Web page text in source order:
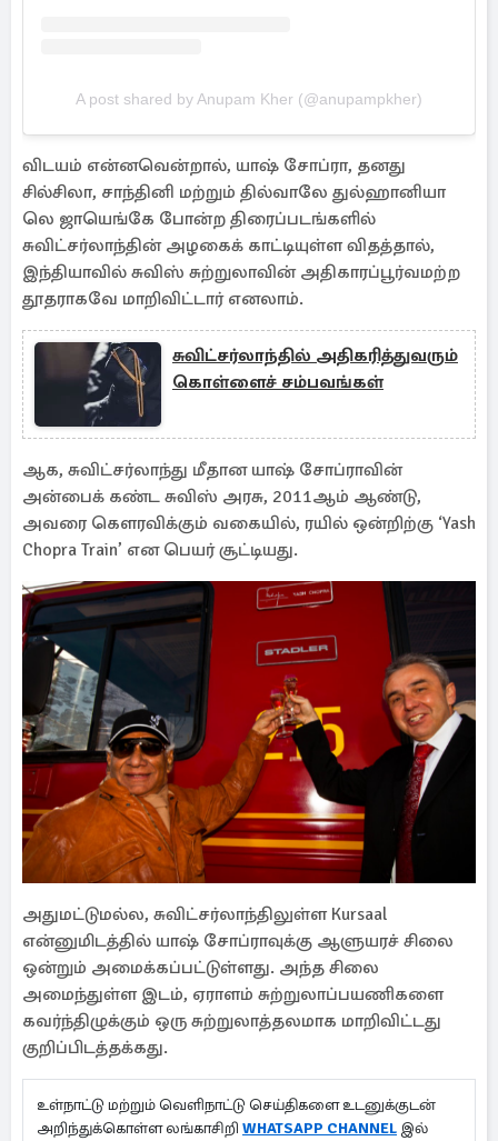
A post shared by Anupam Kher (@anupampkher)
விடயம் என்னவென்றால், யாஷ் சோப்ரா, தனது
சில்சிலா, சாந்தினி மற்றும் தில்வாலே துல்ஹானியா
லெ ஜாயெங்கே போன்ற திரைப்படங்களில்
சுவிட்சர்லாந்தின் அழகைக் காட்டியுள்ள விதத்தால்,
இந்தியாவில் சுவிஸ் சுற்றுலாவின் அதிகாரப்பூர்வமற்ற
தூதராகவே மாறிவிட்டார் எனலாம்.
சுவிட்சர்லாந்தில் அதிகரித்துவரும்
கொள்ளைச் சம்பவங்கள்
ஆக, சுவிட்சர்லாந்து மீதான யாஷ் சோப்ராவின்
அன்பைக் கண்ட சுவிஸ் அரசு, 2011ஆம் ஆண்டு,
அவரை கௌரவிக்கும் வகையில், ரயில் ஒன்றிற்கு ‘Yash
Chopra Train’ என பெயர் சூட்டியது.
அதுமட்டுமல்ல, சுவிட்சர்லாந்திலுள்ள Kursaal
என்னுமிடத்தில் யாஷ் சோப்ராவுக்கு ஆளுயரச் சிலை
ஒன்றும் அமைக்கப்பட்டுள்ளது. அந்த சிலை
அமைந்துள்ள இடம், ஏராளம் சுற்றுலாப்பயணிகளை
கவர்ந்திழுக்கும் ஒரு சுற்றுலாத்தலமாக மாறிவிட்டது
குறிப்பிடத்தக்கது.
உள்நாட்டு மற்றும் வெளிநாட்டு செய்திகளை உடனுக்குடன்
அறிந்துக்கொள்ள லங்காசிறி WHATSAPP CHANNEL இல்